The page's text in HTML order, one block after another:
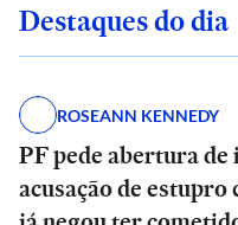
Destaques do dia
ROSEANN KENNEDY
PF pede abertura
acusação de